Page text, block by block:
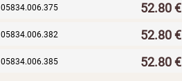
05834.006.375 52.80 €
05834.006.382 52.80 €
05834.006.385 52.80 €